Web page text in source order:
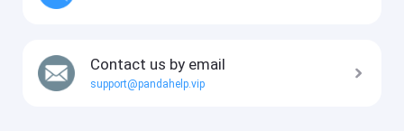
Contact us by email
support@pandahelp.vip